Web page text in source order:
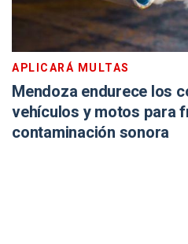
APLICARÁ MULTAS
Mendoza endurece los
vehículos y motos para
contaminación sonora